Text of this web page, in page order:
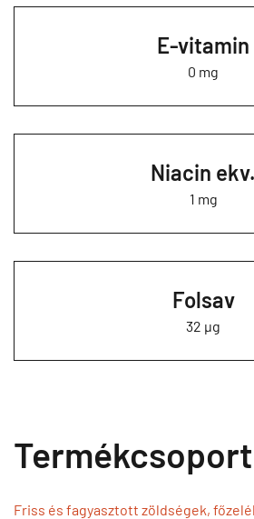
E-vitamin
0 mg
Niacin ekv.
1 mg
Folsav
32 µg
Termékcsoport
Friss és fagyasztott zöldségek,